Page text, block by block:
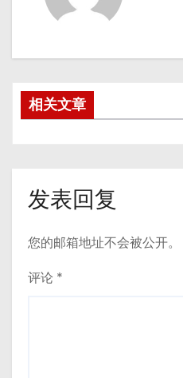
相关文章
发表回复
您的邮箱地址不会被公开。
评论 *